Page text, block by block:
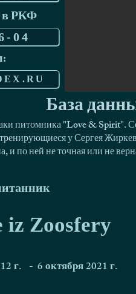
в РКФ
04
База
питомника "Love & Spirit".
у Сергея
и по ней не точная или не
iz Zoosfery
г. - 6 октября 2021 г.